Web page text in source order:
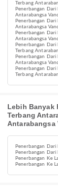
Terbang
Penerbangan
Antarabangsa
Penerbangan
Antarabangsa
Penerbangan Dari
Antarabangsa
Penerbangan
Terbang
Penerbangan
Antarabangsa
Penerbangan
Terbang
Lebih Banyak
Terbang
Antarabangsa
Penerbangan
Penerbangan
Penerbangan Ke
Penerbangan Ke